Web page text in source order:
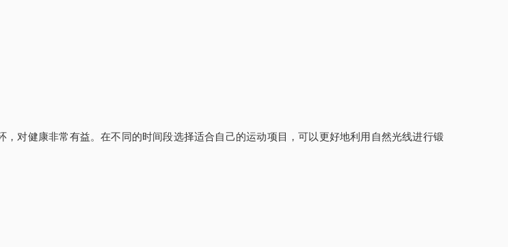
对健康非常有益。在不同的时间段选择适合自己的运动项目，可以更好地利用自然光线进行锻